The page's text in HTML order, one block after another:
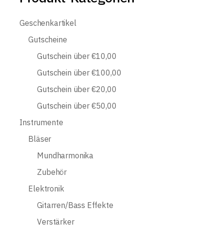
Geschenkartikel
Gutscheine
Gutschein über €10,00
Gutschein über €100,00
Gutschein über €20,00
Gutschein über €50,00
Instrumente
Bläser
Mundharmonika
Zubehör
Elektronik
Gitarren/Bass Effekte
Verstärker